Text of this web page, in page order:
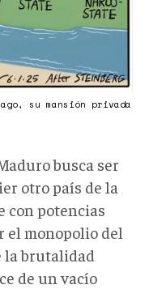
su mansión privada
busca ser
otro país de la
con potencias
el monopolio del
la brutalidad
de un vacío